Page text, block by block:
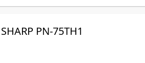
PN-75TH1